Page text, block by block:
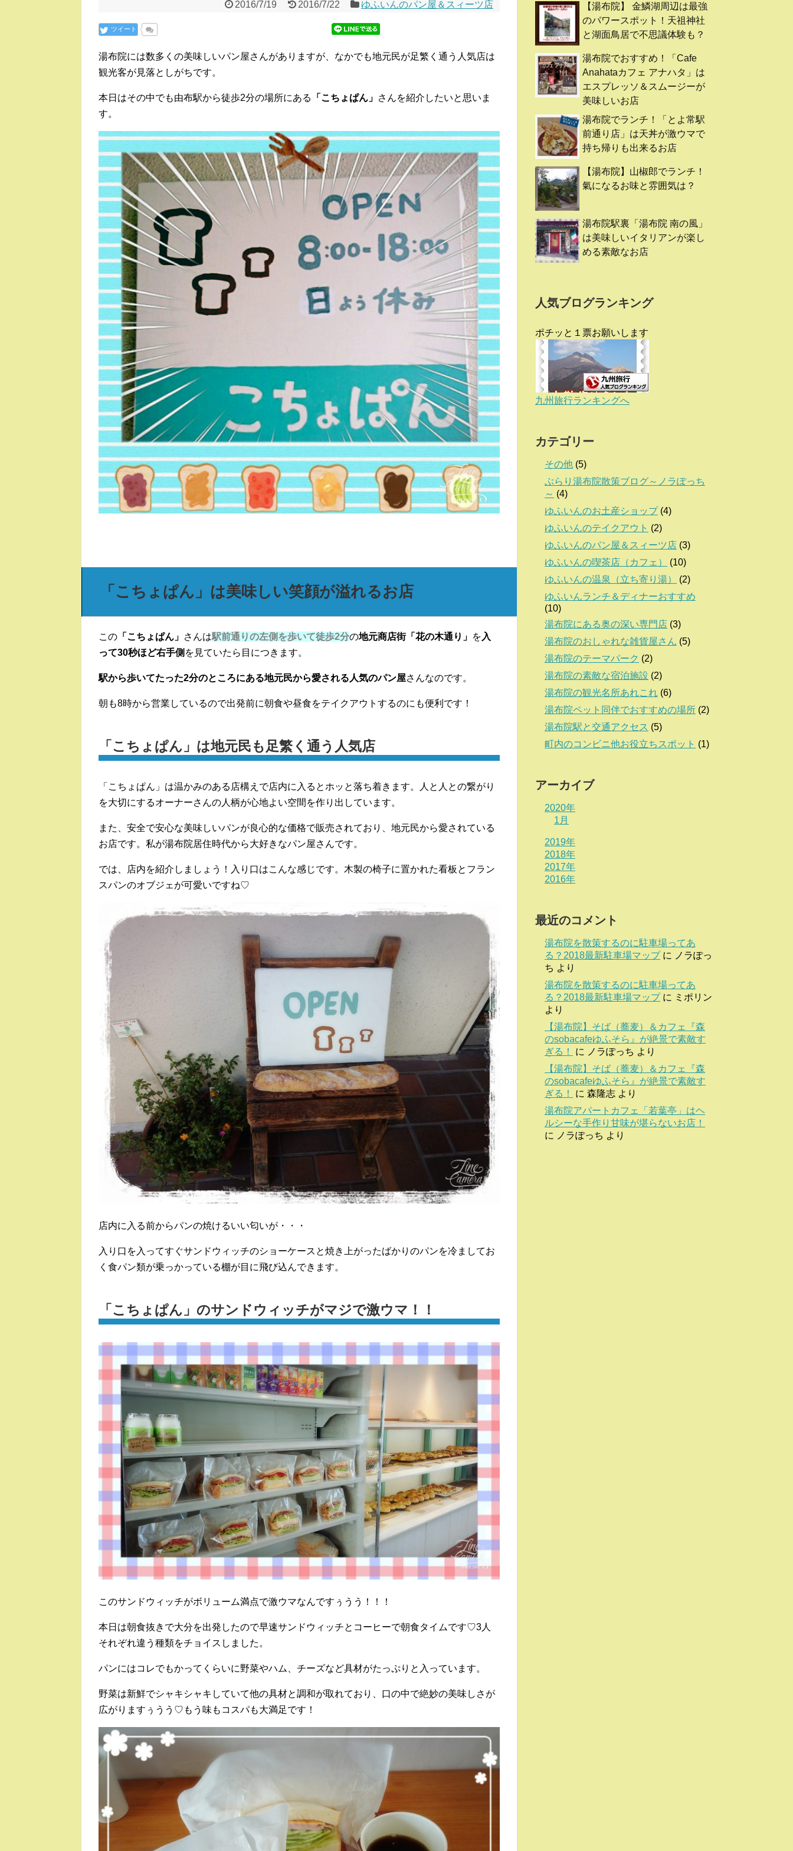
2016/7/19 2016/7/22 ゆふいんのパン屋＆スィーツ店
ツイート
湯布院には数多くの美味しいパン屋さんがありますが、なかでも地元民が足繁く通う人気店は
観光客が見落としがちです。
本日はその中でも由布駅から徒歩2分の場所にある 「こちょぱん」 さんを紹介したいと思いま
す。
「こちょぱん」は美味しい笑顔が溢れるお店
この 「こちょぱん」 さんは駅前通りの左側を歩いて徒歩2分の地元商店街「花の木通り」 を 入
って30秒ほど右手側 を見ていたら目につきます。
駅から歩いてたった2分のところにある地元民から愛される人気のパン屋さんなのです。
朝も8時から営業しているので出発前に朝食や昼食をテイクアウトするのにも便利です！
「こちょぱん」は地元民も足繁く通う人気店
「こちょぱん」は温かみのある店構えで店内に入るとホッと落ち着きます。人と人との繋がり
を大切にするオーナーさんの人柄が心地よい空間を作り出しています。
また、安全で安心な美味しいパンが良心的な価格で販売されており、地元民から愛されている
お店です。私が湯布院居住時代から大好きなパン屋さんです。
では、店内を紹介しましょう！入り口はこんな感じです。木製の椅子に置かれた看板とフラン
スパンのオブジェが可愛いですね♡
店内に入る前からパンの焼けるいい匂いが・・・
入り口を入ってすぐサンドウィッチのショーケースと焼き上がったばかりのパンを冷ましてお
く食パン類が乗っかっている棚が目に飛び込んできます。
「こちょぱん」のサンドウィッチがマジで激ウマ！！
このサンドウィッチがボリューム満点で激ウマなんですぅうう！！！
本日は朝食抜きで大分を出発したので早速サンドウィッチとコーヒーで朝食タイムです♡3人
それぞれ違う種類をチョイスしました。
パンにはコレでもかってくらいに野菜やハム、チーズなど具材がたっぷりと入っています。
野菜は新鮮でシャキシャキしていて他の具材と調和が取れており、口の中で絶妙の美味しさが
広がりますぅうう♡もう味もコスパも大満足です！
【湯布院】 金鱗湖周辺は最強
のパワースポット！天祖神社
と湖面鳥居で不思議体験も？
湯布院でおすすめ！「Cafe
Anahataカフェ アナハタ」は
エスプレッソ＆スムージーが
美味しいお店
湯布院でランチ！「とよ常駅
前通り店」は天丼が激ウマで
持ち帰りも出来るお店
【湯布院】山椒郎でランチ！
氣になるお味と雰囲気は？
湯布院駅裏「湯布院 南の風」
は美味しいイタリアンが楽し
める素敵なお店
人気ブログランキング
ポチッと１票お願いします
九州旅行ランキングへ
カテゴリー
その他 (5)
ぶらり湯布院散策ブログ～ノラぽっち
～ (4)
ゆふいんのお土産ショップ(4)
ゆふいんのテイクアウト (2)
ゆふいんのパン屋＆スィーツ店 (3)
ゆふいんの喫茶店（カフェ）
(10)
ゆふいんの温泉（立ち寄り湯）
(2)
ゆふいんランチ＆ディナーおすすめ
(10)
湯布院にある奥の深い専門店 (3)
湯布院のおしゃれな雑貨屋さん (5)
湯布院のテーマパーク (2)
湯布院の素敵な宿泊施設 (2)
湯布院の観光名所あれこれ (6)
湯布院ペット同伴でおすすめの場所 (2)
湯布院駅と交通アクセス (5)
町内のコンビニ他お役立ちスポット (1)
アーカイブ
2020年
1月
2019年
2018年
2017年
2016年
最近のコメント
湯布院を散策するのに駐車場ってあ
る？2018最新駐車場マップに ノラぽっ
ち より
湯布院を散策するのに駐車場ってあ
る？2018最新駐車場マップに ミポリン
より
【湯布院】そば（蕎麦）＆カフェ『森
のsobacafeゆふそら』が絶景で素敵す
ぎる！
に ノラぽっち より
【湯布院】そば（蕎麦）＆カフェ『森
のsobacafeゆふそら』が絶景で素敵す
ぎる！
に 森隆志 より
湯布院アパートカフェ「若葉亭」はヘ
ルシーな手作り甘味が堪らないお店！
に ノラぽっち より